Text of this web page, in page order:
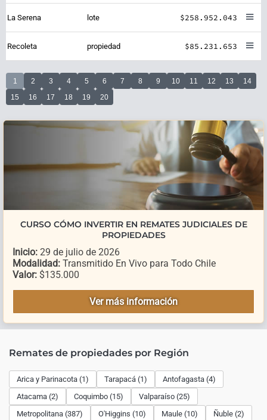
La Serena lote $258.952.043
Recoleta propiedad $85.231.653
1 2 3 4 5 6 7 8 9 10 11 12 13
14
15
16 17 18 19 20
CURSO CÓMO INVERTIR EN REMATES JUDICIALES DE
PROPIEDADES
Inicio: 29 de julio de 2026
Modalidad: Transmitido En Vivo para Todo Chile
Valor: $135.000
Ver más información
Remates de propiedades por Región
Arica y Parinacota (1) Tarapacá (1)
Antofagasta (4)
Atacama (2)
Coquimbo (15)
Valparaíso (25)
Metropolitana (387)
O'Higgins (10) Maule (10)
Ñuble (2)